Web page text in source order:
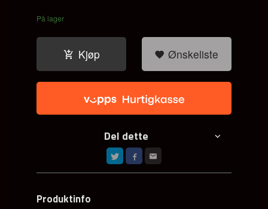
På lager
Kjøp Ønskeliste
Del dette
Produktinfo